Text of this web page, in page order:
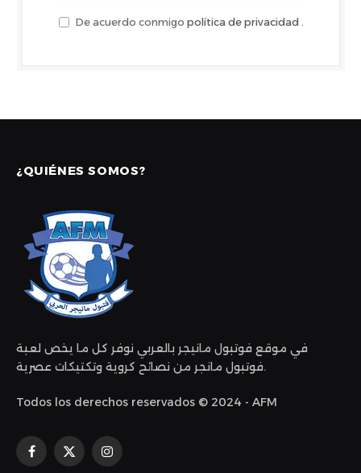
De acuerdo conmigo política de privacidad .
¿QUIÉNES SOMOS?
في موقع فوتبول مانيجر بالعربي نوفر كل ما يخص لعبة
فوتبول مانجر من نصائح كروية وتكتيكات عصرية.
Todos los derechos reservados © 2024 - AFM
Facebook
X
Instagram